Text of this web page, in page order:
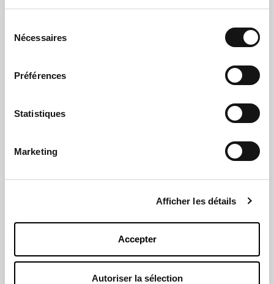
Nécessaires
Préférences
Statistiques
Marketing
Afficher les détails
Accepter
Autoriser la sélection
Cases Oxygène FSE+
Les Cases Oxygènes sont ...